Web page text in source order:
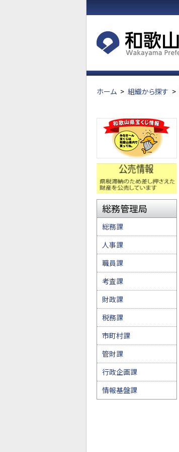
ホーム > 組織から探す >
総務管理局
総務課
人事課
職員課
考査課
財政課
税務課
市町村課
管財課
行政企画課
情報基盤課